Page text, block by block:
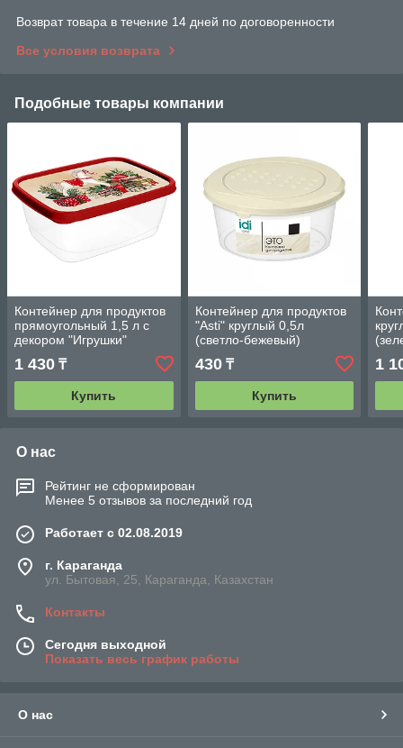
Возврат товара в течение 14 дней по договоренности
Все условия возврата
Подобные товары компании
Контейнер для продуктов
прямоугольный 1,5 л с
декором "Игрушки"
(красный)
1 430 ₸
Купить
Контейнер для продуктов
"Asti" круглый 0,5л
(светло-бежевый)
430₸
Купить
1
О нас
Рейтинг не сформирован
Менее 5 отзывов за последний год
Работает с 02.08.2019
г. Караганда
ул. Бытовая, 25, Караганда, Казахстан
Контакты
Сегодня выходной
Показать весь график работы
О нас